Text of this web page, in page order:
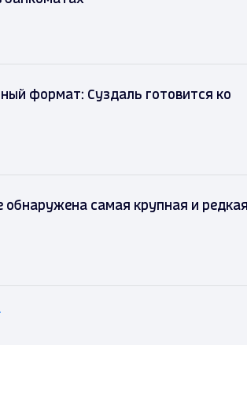
формат: Суздаль готовится ко
обнаружена самая крупная и редкая